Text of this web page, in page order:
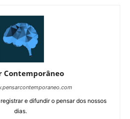
Contemporâneo
e difundir o pensar dos nossos
dias.